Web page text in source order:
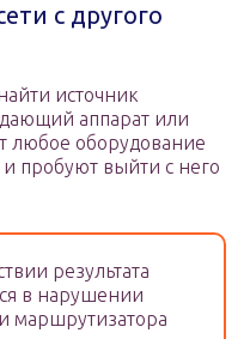
с другого
источник
аппарат или
любое оборудование
пробуют выйти с него
результата
в нарушении
маршрутизатора